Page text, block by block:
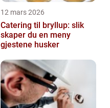
12 mars 2026
Catering til bryllup: slik
skaper du en meny
gjestene husker